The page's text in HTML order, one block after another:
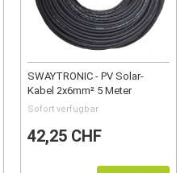
SWAYTRONIC - PV Solar-
Kabel 2x6mm² 5 Meter
Sofort verfügbar
42,25 CHF